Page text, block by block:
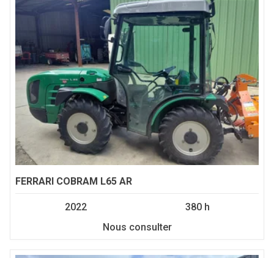
FERRARI COBRAM L65 AR
2022
380 h
Nous consulter